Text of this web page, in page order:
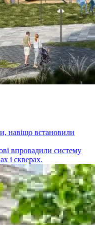
навіщо встановили
впровадили систему
і скверах.